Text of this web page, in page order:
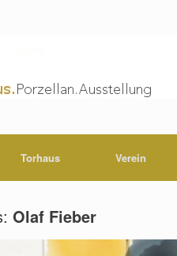
Torhaus Verein
Olaf Fieber